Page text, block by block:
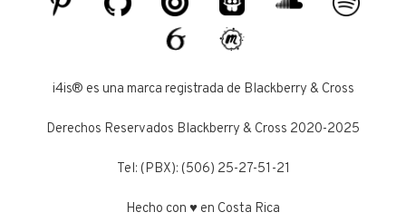
i4is® es una marca registrada de Blackberry & Cross
Derechos Reservados Blackberry & Cross 2020-2025
Tel: (PBX): (506) 25-27-51-21
Hecho con ♥ en Costa Rica